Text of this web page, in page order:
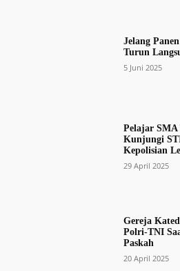
Jelang
Turun
5 Juni 2025
Pelajar SMA
Kunjungi
Kepolisian
29 April 2025
Gereja
Polri-TNI
Paskah
20 April 2025